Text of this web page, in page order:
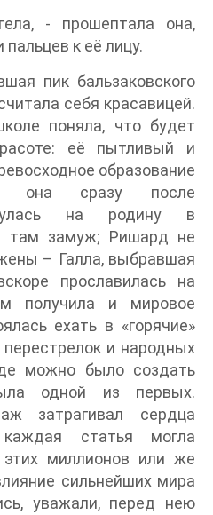
- прошептала она,
к её лицу.
пик бальзаковского
себя красавицей.
поняла, что будет
её пытливый и
образование
она сразу после
на родину в
замуж; Ришард не
– Галла, выбравшая
прославилась на
получила и мировое
ехать в «горячие»
и народных
можно было создать
одной из первых.
затрагивал сердца
статья могла
миллионов или же
сильнейших мира
уважали, перед нею